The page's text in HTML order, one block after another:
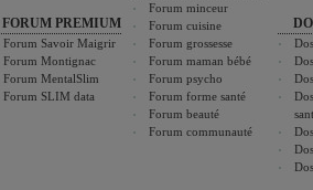
FORUM PREMIUM
Forum Savoir Maigrir
Forum Montignac
Forum MentalSlim
Forum SLIM data
Forum minceur
Forum cuisine
Forum grossesse
Forum maman bébé
Forum psycho
Forum forme santé
Forum beauté
Forum communauté